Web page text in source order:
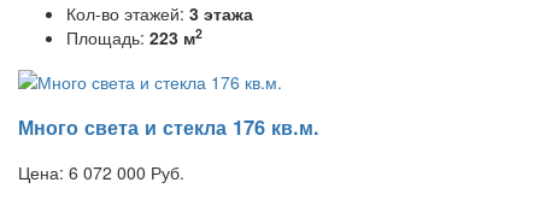
Кол-во этажей: 3 этажа
Площадь: 223 м2
Много света и стекла 176 кв.м.
Цена: 6 072 000 Руб.